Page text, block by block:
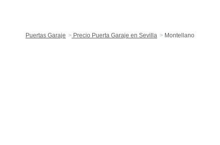
Puertas Garaje Precio Puerta Garaje en Sevilla Montellano